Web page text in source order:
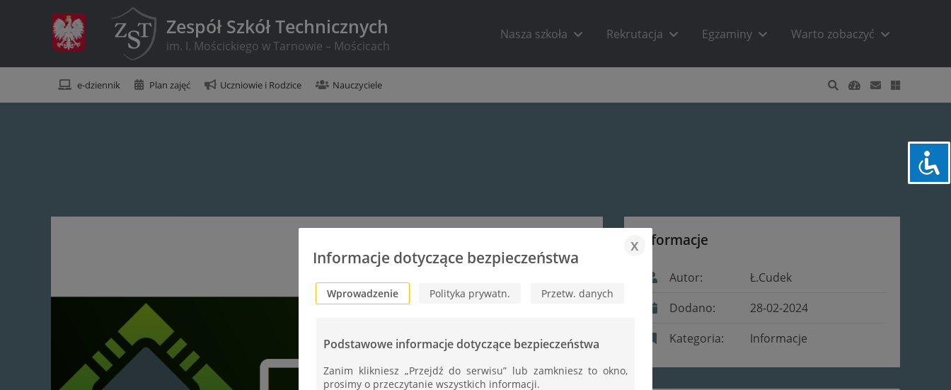
Zespół Szkół Technicznych
im. I. Mościckiego w Tarnowie – Mościcach
Nasza szkoła Rekrutacja Egzaminy Warto zobaczyć
e-dziennik Plan zajęć Uczniowie i Rodzice Nauczyciele
Informacje
Autor:
Ł.Cudek
Dodano:
28-02-2024
Kategoria:
Informacje
Informacje dotyczące bezpieczeństwa
x
Wprowadzenie Polityka prywatn. Przetw. danych
Podstawowe informacje dotyczące bezpieczeństwa
Zanim klikniesz „Przejdź do serwisu” lub zamkniesz to okno,
prosimy o przeczytanie wszystkich informacji.